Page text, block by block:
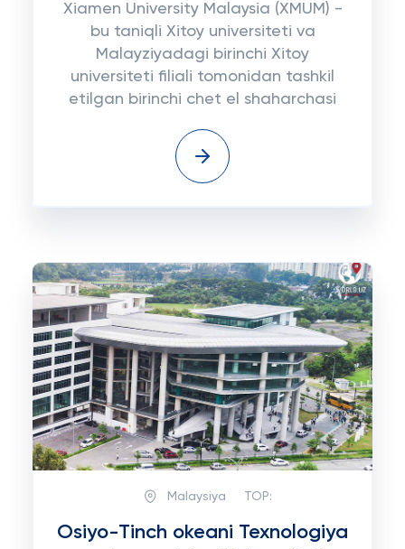
Xiamen University Malaysia (XMUM) -
bu taniqli Xitoy universiteti va
Malayziyadagi birinchi Xitoy
universiteti filiali tomonidan tashkil
etilgan birinchi chet el shaharchasi
Malaysiya TOP:
Osiyo-Tinch okeani Texnologiya